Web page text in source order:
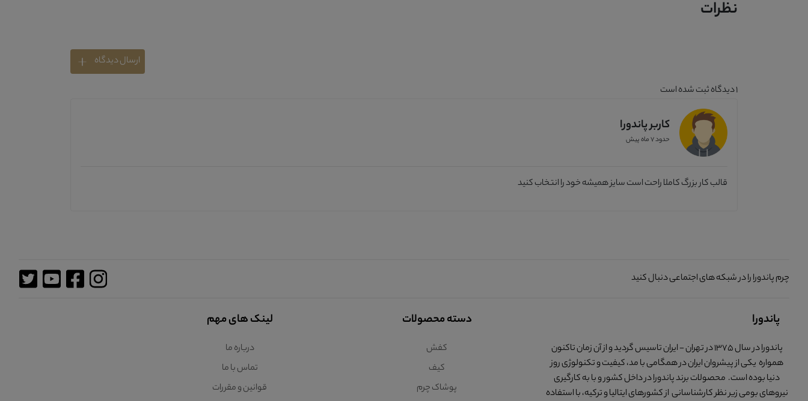
نظرات
ارسال دیدگاه
1دیدگاه ثبت شده است
کاربر پاندورا
حدود 7 ماه پیش
قالب کار بزرگ ‌کاملا راحت است سایز همیشه خود را انتخاب کنید
چرم پاندورا را در شبکه های اجتماعی دنبال کنید
پاندورا
پاندورا در سال 1375 در تهران - ایران تاسیس گردید و از آن زمان تاکنون
همواره یکی از پیشروان ایران در همگامی با مد، کیفیت و تکنولوژی روز
دنیا بوده است. محصولات برند پاندورا در داخل کشور و با به کارگیری
نیروهای بومی زیر نظر کارشناسانی از کشورهای ایتالیا و ترکیه، با استفاده
دسته محصولات
کفش
کیف
پوشاک چرم
لینک های مهم
درباره ما
تماس با ما
قوانین و مقررات